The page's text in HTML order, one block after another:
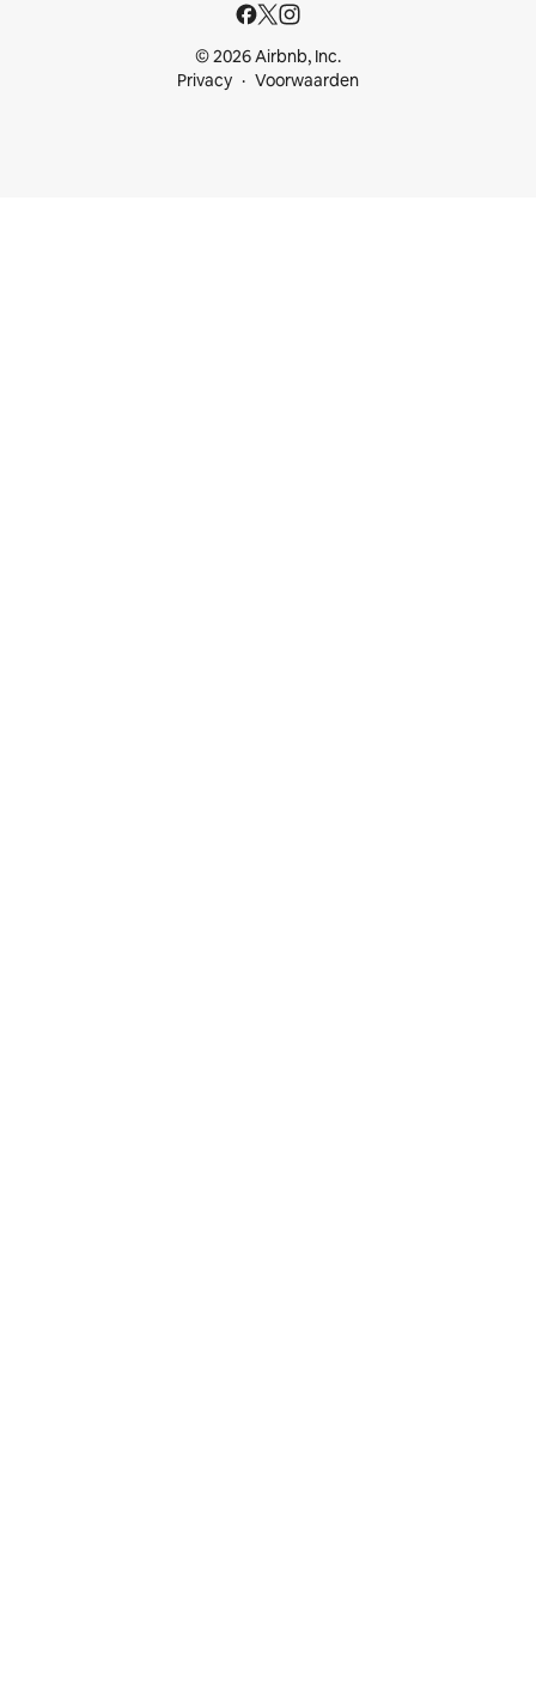
© 2026 Airbnb, Inc.
Privacy
Voorwaarden